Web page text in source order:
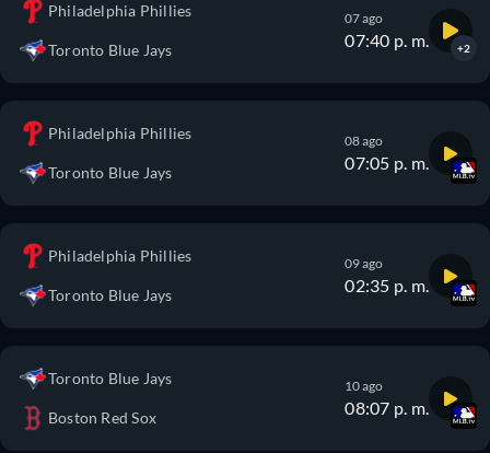
Philadelphia Phillies
Toronto Blue Jays
07 ago
07:40 p. m. +2
Philadelphia Phillies
Toronto Blue Jays
08 ago
07:05 p. m.
Philadelphia Phillies
Toronto Blue Jays
09 ago
02:35 p. m.
Toronto Blue Jays
Boston Red Sox
10 ago
08:07 p. m.